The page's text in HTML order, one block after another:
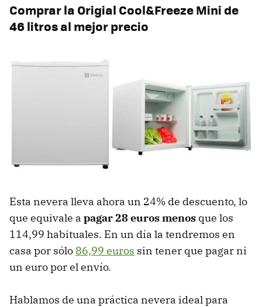
Comprar la Origial Cool&Freeze Mini de
46 litros al mejor precio
Esta nevera lleva ahora un 24% de descuento, lo
que equivale a pagar 28 euros menos que los
114,99 habituales. En un día la tendremos en
casa por sólo 86,99 euros sin tener que pagar ni
un euro por el envío.
Hablamos de una práctica nevera ideal para